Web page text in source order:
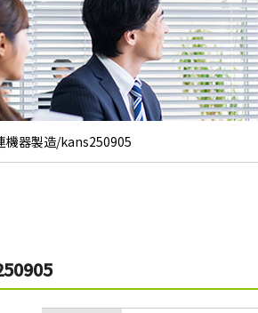
機器製造/kans250905